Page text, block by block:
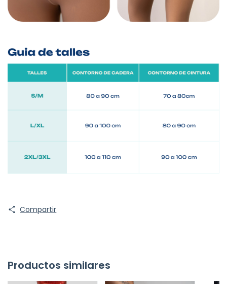
Compartir
Productos similares